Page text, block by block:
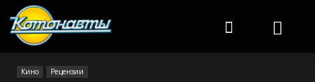
Кино Рецензии